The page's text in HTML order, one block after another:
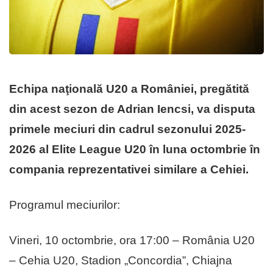
Echipa naţională U20 a României, pregătită
din acest sezon de Adrian Iencsi, va disputa
primele meciuri din cadrul sezonului 2025-
2026 al Elite League U20 în luna octombrie în
compania reprezentativei similare a Cehiei.
Programul meciurilor:
Vineri, 10 octombrie, ora 17:00 – România U20
– Cehia U20, Stadion „Concordia”, Chiajna